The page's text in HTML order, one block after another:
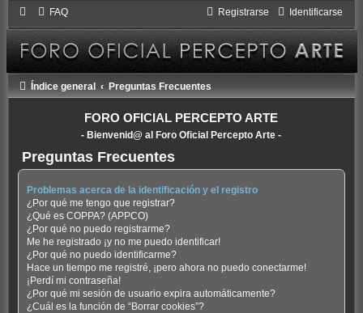
FAQ Identificarse
Registrarse
Índice general Preguntas Frecuentes
FORO OFICIAL PERCEPTO ARTE
- Bienvenid@ al Foro Oficial Percepto Arte -
Preguntas Frecuentes
Problemas acerca de la identificación y el registro
¿Por qué me tengo que registrar?
¿Qué es COPPA? (APPCO)
¿Por qué no puedo registrarme?
Me he registrado ¡y no me puedo identificar!
¿Por qué no puedo identificarme?
Hace un tiempo me registré, ¡pero ahora no puedo conectarme!
¡Perdí mi contraseña!
¿Por qué mi sesión de usuario expira automáticamente?
¿Cuál es la función de “Borrar cookies”?